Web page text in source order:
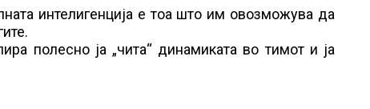
интелигенција е тоа што им овозможува да
полесно ја „чита“ динамиката во тимот и ја